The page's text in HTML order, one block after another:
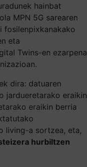
hainbat
MPN 5G sarearen
fosilenpixkanakako
eta
Twins-en ezarpena
dira: datuaren
jardueretarako eraikin
eraikin berria
living-a sortzea, eta,
hurbiltzen